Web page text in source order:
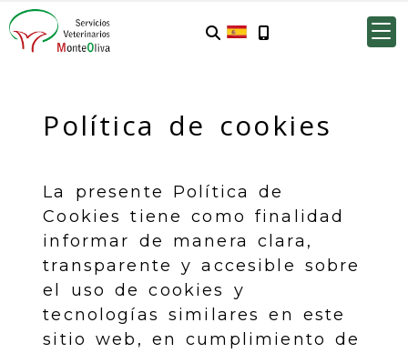
Política de cookies
La presente Política de
Cookies tiene como finalidad
informar de manera clara,
transparente y accesible sobre
el uso de cookies y
tecnologías similares en este
sitio web, en cumplimiento de